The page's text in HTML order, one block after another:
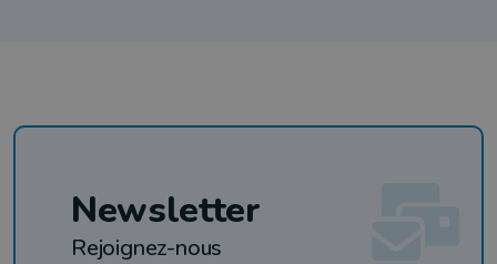
Newsletter
Rejoignez-nous